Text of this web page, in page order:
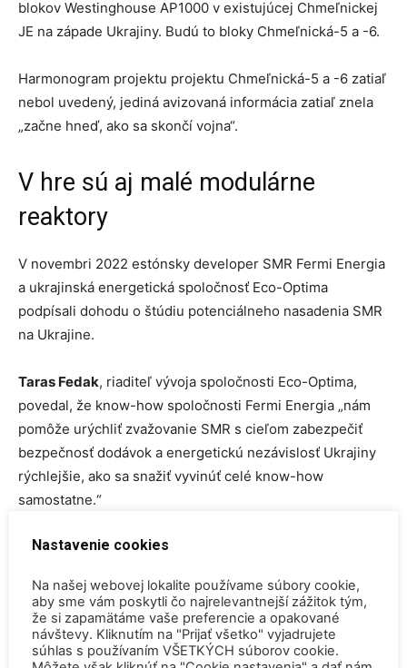
blokov Westinghouse AP1000 v existujúcej Chmeľnickej
JE na západe Ukrajiny. Budú to bloky Chmeľnická-5 a -6.
Harmonogram projektu projektu Chmeľnická-5 a -6 zatiaľ
nebol uvedený, jediná avizovaná informácia zatiaľ znela
„začne hneď, ako sa skončí vojna“.
V hre sú aj malé modulárne
reaktory
V novembri 2022 estónsky developer SMR Fermi Energia
a ukrajinská energetická spoločnosť Eco-Optima
podpísali dohodu o štúdiu potenciálneho nasadenia SMR
na Ukrajine.
Taras Fedak, riaditeľ vývoja spoločnosti Eco-Optima,
povedal, že know-how spoločnosti Fermi Energia „nám
pomôže urýchliť zvažovanie SMR s cieľom zabezpečiť
bezpečnosť dodávok a energetickú nezávislosť Ukrajiny
rýchlejšie, ako sa snažiť vyvinúť celé know-how
samostatne.“
Fermi Energia, založená v roku 2019, stála v popredí
ZDROJ
Nucnet
TAGY
Fermi Energia SMR Ukrajina
Nastavenie cookies
Na našej webovej lokalite používame súbory cookie,
aby sme vám poskytli čo najrelevantnejší zážitok tým,
že si zapamätáme vaše preferencie a opakované
návštevy. Kliknutím na "Prijať všetko" vyjadrujete
súhlas s používaním VŠETKÝCH súborov cookie.